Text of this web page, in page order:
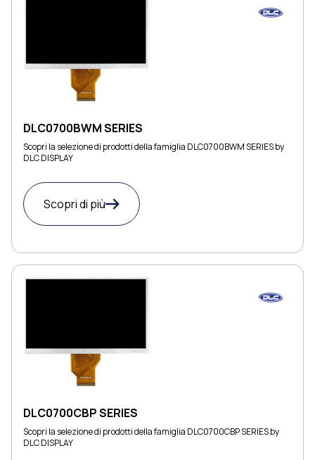
DLC0700BWM SERIES
Scopri la selezione di prodotti della famiglia DLC0700BWM SERIES by
DLC DISPLAY
Scopri di più
DLC0700CBP SERIES
Scopri la selezione di prodotti della famiglia DLC0700CBP SERIES by
DLC DISPLAY